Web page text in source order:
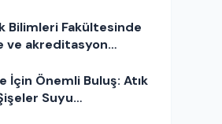
Bilimleri Fakültesinde
İçin Önemli Buluş: Atık
Suyu